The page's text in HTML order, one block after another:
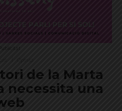
Publicitat
de la Marta
necessita una